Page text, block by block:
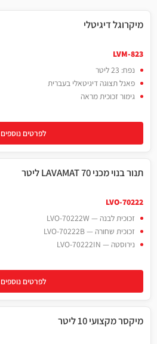
מיקרוגל דיגיטלי
LVM-823
נפח: 23 ליטר
פאנל תצוגה דיגיטאלי בעברית
גימור זכוכית מראה
לפרטים נוספים
70 ליטר
תנור בנוי מכני LAVAMAT 70 ליטר
LVO-70222
זכוכית לבנה — LVO-70222W
זכוכית שחורה — LVO-70222B
נירוסטה — LVO-70222IN
לפרטים נוספים
10 ליטר
מיקסר מקצועי 10 ליטר